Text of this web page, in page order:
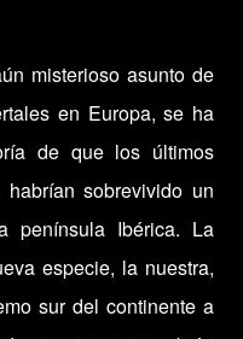
misterioso asunto de
en Europa, se ha
de que los últimos
sobrevivido un
Ibérica. La
especie, la nuestra,
sur del continente a